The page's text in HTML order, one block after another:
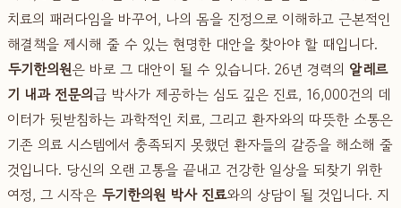
치료의 패러다임을 바꾸어, 나의 몸을 진정으로 이해하고 근본적인
해결책을 제시해 줄 수 있는 현명한 대안을 찾아야 할 때입니다.
두기한의원은 바로 그 대안이 될 수 있습니다. 26년 경력의 알레르
기 내과 전문의급 박사가 제공하는 심도 깊은 진료, 16,000건의 데
이터가 뒷받침하는 과학적인 치료, 그리고 환자와의 따뜻한 소통은
기존 의료 시스템에서 충족되지 못했던 환자들의 갈증을 해소해 줄
것입니다. 당신의 오랜 고통을 끝내고 건강한 일상을 되찾기 위한
여정, 그 시작은 두기한의원 박사 진료와의 상담이 될 것입니다. 지